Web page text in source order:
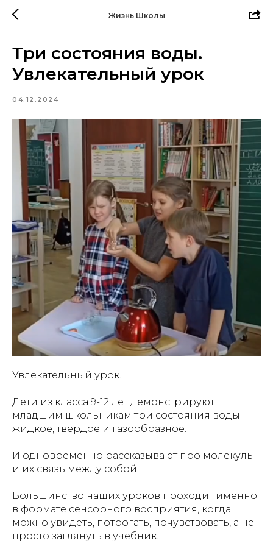
Жизнь Школы
Три состояния воды.
Увлекательный урок
04.12.2024
Увлекательный урок.
Дети из класса 9-12 лет демонстрируют
младшим школьникам три состояния воды:
жидкое, твёрдое и газообразное.
И одновременно рассказывают про молекулы
и их связь между собой.
Большинство наших уроков проходит именно
в формате сенсорного восприятия, когда
можно увидеть, потрогать, почувствовать, а не
просто заглянуть в учебник.